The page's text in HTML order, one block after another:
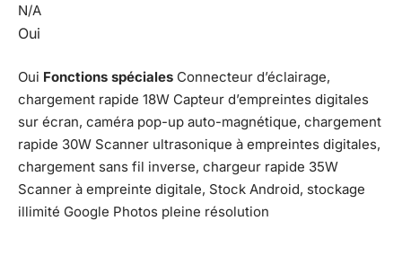
N/A
Oui
Oui Fonctions spéciales Connecteur d’éclairage,
chargement rapide 18W Capteur d’empreintes digitales
sur écran, caméra pop-up auto-magnétique, chargement
rapide 30W Scanner ultrasonique à empreintes digitales,
chargement sans fil inverse, chargeur rapide 35W
Scanner à empreinte digitale, Stock Android, stockage
illimité Google Photos pleine résolution